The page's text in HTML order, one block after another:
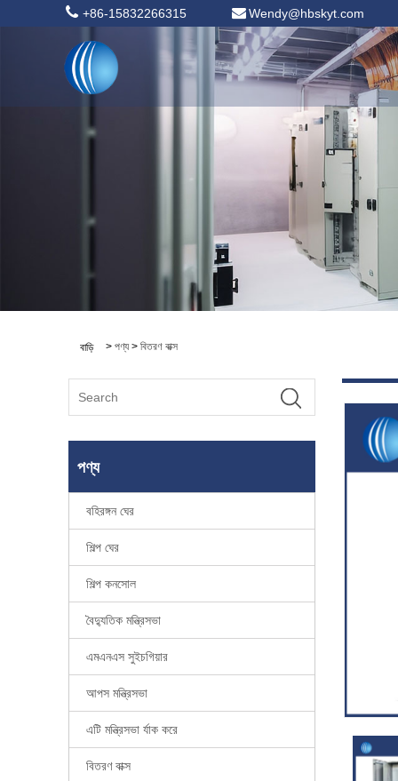
+86-15832266315 Wendy@hbskyt.com
বাড়ি > পণ্য> বিতরণ বাক্স
পণ্য
বহিরঙ্গন ঘের
শিল্প ঘের
শিল্প কনসোল
বৈদ্যুতিক মন্ত্রিসভা
এমএনএস সুইচগিয়ার
আপস মন্ত্রিসভা
এটি মন্ত্রিসভা র্যাক করে
বিতরণ বাক্স